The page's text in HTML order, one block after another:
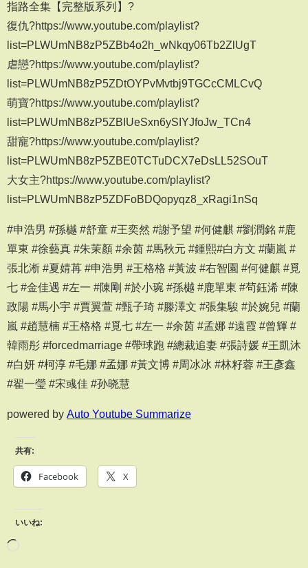
指路全集【完整版系列】?
復仇?https://www.youtube.com/playlist?
list=PLWUmNB8zP5ZBb4o2h_wNkqy06Tb2ZlUgT
虐戀?https://www.youtube.com/playlist?
list=PLWUmNB8zP5ZDtOYPvMvtbj9TGCcCMLCvQ
萌寶?https://www.youtube.com/playlist?
list=PLWUmNB8zP5ZBIUeSxn6ySIYJfoJw_TCn4
甜寵?https://www.youtube.com/playlist?
list=PLWUmNB8zP5ZBE0TCTuDCX7eDsLL52SOuT
大女主?https://www.youtube.com/playlist?
list=PLWUmNB8zP5ZDFoBDQopyqz8_xRagi1nSq
#申浩男 #孫樾 #舒童 #王奕然 #謝予望 #何健麒 #劉潤銘 #鹿
單東 #徐藝真 #朱茉顏 #余茵 #馬秋元 #鍾熙#白方文 #蘭嵐 #
張北淅 #夏婧苒 #申浩男 #王格格 #黃波 #右智園 #何健麒 #覓
七 #金佳遇 #左一 #陳剛 #於小琬 #孫樾 #鹿單東 #茍鈺浠 #陳
政陽 #馬小宇 #賈翼萱 #甄子琦 #滕澤文 #張集駿 #於婉兒 #蘭
嵐 #趙慧楠 #王格格 #覓七 #左一 #余茵 #孟娜 #遠霞 #曾輝 #
韓雨彤 #forcedmarriage #帶球跑 #總裁追妻 #張詩媛 #王凱沐
#白妍 #柯淳 #毛娜 #孟娜 #黃文博 #周冰冰 #林籽蓉 #王彥鑫
#翟一瑩 #宋彧佳 #孙晓慧
powered by Auto Youtube Summarize
共有:
Facebook X
いいね: